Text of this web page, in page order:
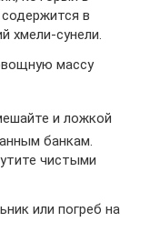
в
хмели-сунели.
массу
и ложкой
банкам.
чистыми
или погреб на